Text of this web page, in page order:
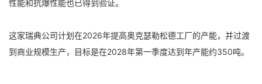
性能和抗爆性能也已得到验证。
这家瑞典公司计划在2026年提高奥克瑟勒松德工厂的产能，并过渡
到商业规模生产，目标是在2028年第一季度达到年产能约350吨。